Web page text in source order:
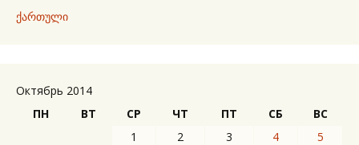
ქართული
Октябрь 2014
ПН
ВТ СР ЧТ ПТ СБ
ВС
1
2 3 4
5